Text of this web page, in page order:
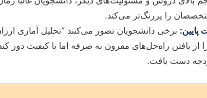
متخصصان را پررنگ‌تر می‌کند.
پایین: برخی دانشجویان تصور می‌کنند “تحلیل آماری
یافتن راه‌حل‌های مقرون به صرفه اما با کیفیت دور
دست یافت.